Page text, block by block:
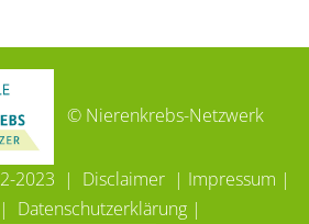
© Nierenkrebs-Netzwerk
2023 | Disclaimer | Impressum |
| Datenschutzerklärung|